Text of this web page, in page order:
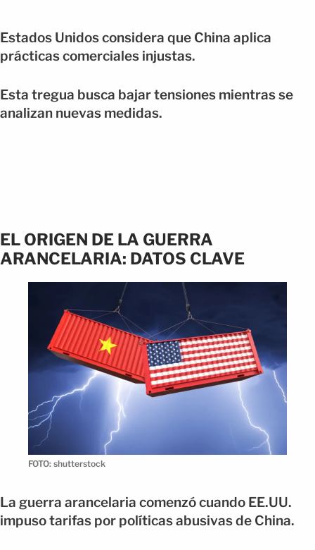
Estados Unidos considera que China aplica
prácticas comerciales injustas.
Esta tregua busca bajar tensiones mientras se
analizan nuevas medidas.
EL ORIGEN DE LA GUERRA
ARANCELARIA: DATOS CLAVE
FOTO: shutterstock
La guerra arancelaria comenzó cuando EE.UU.
impuso tarifas por políticas abusivas de China.